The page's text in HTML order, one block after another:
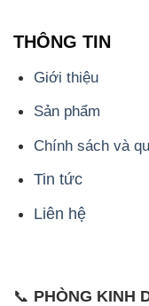
THÔNG TIN
Giới thiệu
Sản phẩm
Chính sách và
Tin tức
Liên hệ
📞 PHÒNG KINH